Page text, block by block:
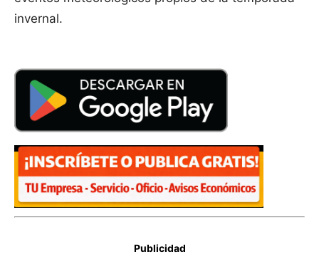
invernal.
Publicidad